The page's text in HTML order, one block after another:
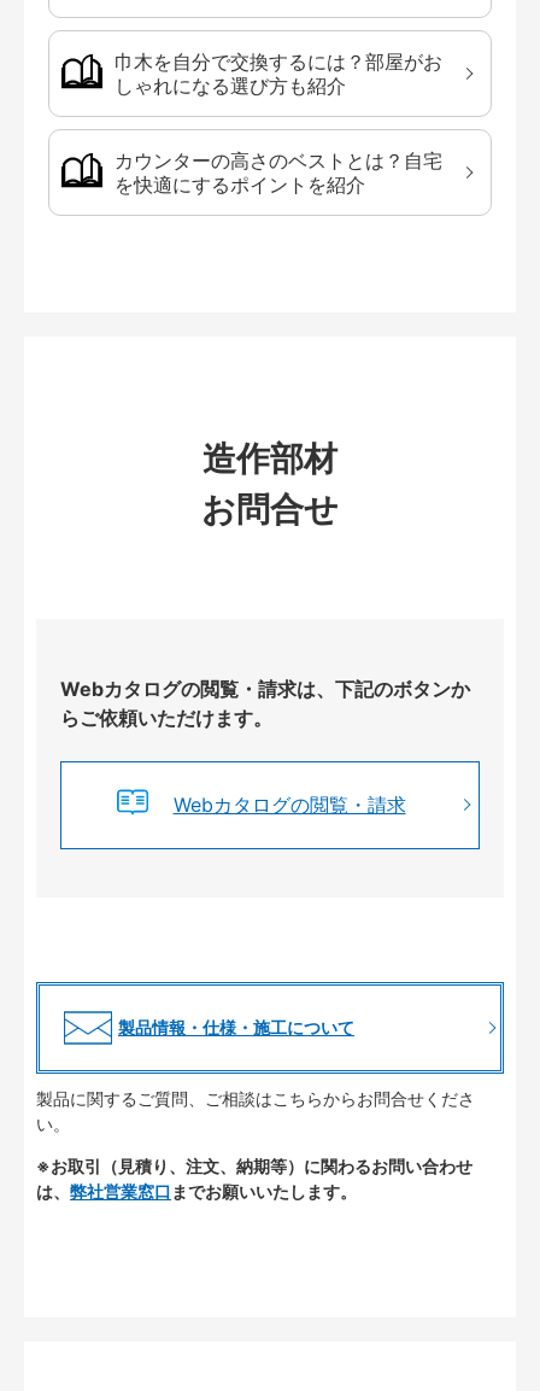
巾木を自分で交換するには？部屋がお
しゃれになる選び方も紹介
カウンターの高さのベストとは？自宅
を快適にするポイントを紹介
造作部材
お問合せ
Webカタログの閲覧・請求は、下記のボタンか
らご依頼いただけます。
Webカタログの閲覧・請求
製品情報・仕様・施工について
製品に関するご質問、ご相談はこちらからお問合せくださ
い。
※お取引（見積り、注文、納期等）に関わるお問い合わせ
は、 弊社営業窓口 までお願いいたします。